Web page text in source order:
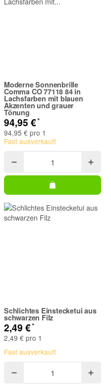
Moderne Sonnenbrille
Comma CO 77118 84 in
Lachsfarben mit blauen
Akzenten und grauer
Tönung
94,95 €*
94,95 € pro 1
Fast ausverkauft
Schlichtes Einstecketui aus
schwarzen Filz
2,49 €*
2,49 € pro 1
Fast ausverkauft